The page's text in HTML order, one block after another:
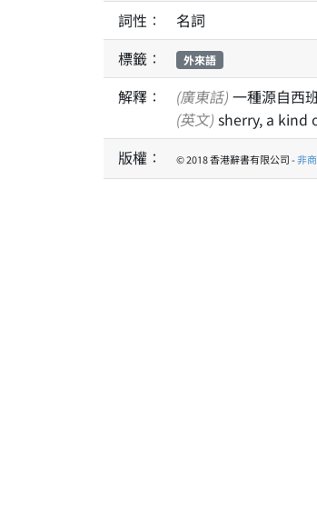
詞性：
名詞
標籤：
外來語
解釋： (廣東話) 一種源自西
(英文) sherry, a kind
版權：
© 2018 香港辭書有限公司 -非